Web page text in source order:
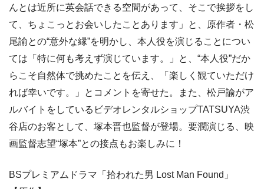
んとは近所に英会話できる空間があって、そこで挨拶をし
て、ちょこっとお会いしたことあります」と、原作者・松
尾諭との“意外な縁”を明かし、本人役を演じることについ
ては「特に何も考えず演じています。」と、“本人役”だか
らこそ自然体で挑めたことを伝え、「楽しく観ていただけ
れば幸いです。」とコメントを寄せた。また、松戸諭がア
ルバイトをしているビデオレンタルショップTATSUYA渋
谷店のお客として、塚本晋也監督が登場。要潤演じる、映
画監督志望“塚本”との接点もお楽しみに！
BSプレミアムドラマ「拾われた男 Lost Man Found」